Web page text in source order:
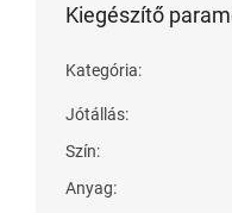
Kiegészítő
Kategória:
Jótállás:
Szín:
Anyag: